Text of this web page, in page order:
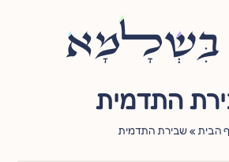
התדמית
הבית »שבירת התדמית